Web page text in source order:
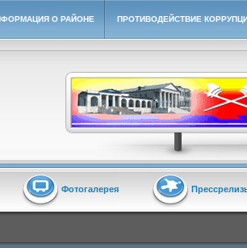
О РАЙОНЕ ПРОТИВОДЕЙСТВИЕ
Фотогалерея